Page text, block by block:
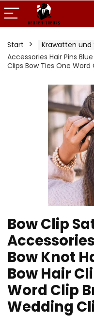
Start Krawatten und
Accessories Hair Pins
Clips Bow Ties One Word
Bow Clip
Bow Knot
Bow Hair
Word Clip
Wedding